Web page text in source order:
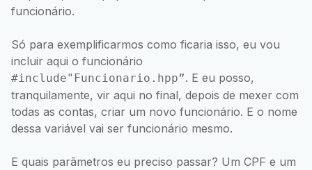
funcionário.
Só para exemplificarmos como ficaria isso, eu vou
incluir aqui o funcionário
#include"Funcionario.hpp”. E eu posso,
tranquilamente, vir aqui no final, depois de mexer com
todas as contas, criar um novo funcionário. E o nome
dessa variável vai ser funcionário mesmo.
E quais parâmetros eu preciso passar? Um CPF e um